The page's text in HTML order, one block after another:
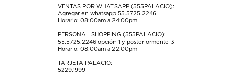
VENTAS POR WHATSAPP (555PALACIO):
Agregar en whatsapp 55.5725.2246
Horario: 08:00am a 24:00pm
PERSONAL SHOPPING (555PALACIO):
55.5725.2246 opción 1 y posteriormente 3
Horario: 08:00am a 22:00pm
TARJETA PALACIO:
5229.1999